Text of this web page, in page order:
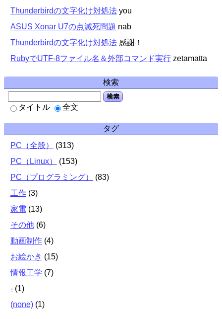
Thunderbirdの文字化け対処法 you
ASUS Xonar U7の点滅死問題 nab
Thunderbirdの文字化け対処法 感謝！
RubyでUTF-8ファイル名＆外部コマンド実行 zetamatta
検索
検索
タイトル 全文
タグ
PC（全般）
(313)
PC（Linux）
(153)
PC（プログラミング）
(83)
工作 (3)
家電 (13)
その他 (6)
動画制作 (4)
お絵かき (15)
情報工学 (7)
- (1)
(none) (1)